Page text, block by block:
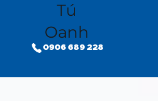
Tú
Oanh
0906 689 228